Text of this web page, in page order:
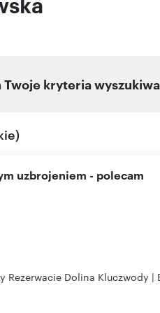
kryteria
)
uzbrojeniem - polecam
Dolina Kluczwody |